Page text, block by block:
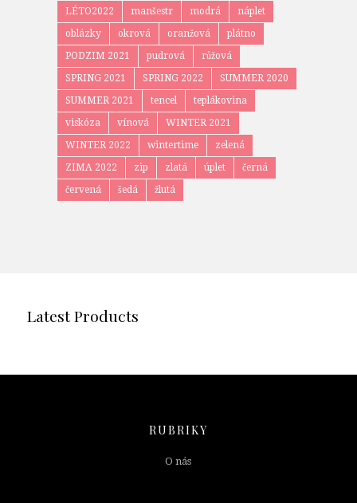
LÉTO2022
manšestr modrá
náplet
oblázky
okrová oranžová
plátno
PODZIM 2021
pudrová
růžová
SPRING 2021
SPRING 2022
SUMMER 2020
SUMMER 2021
tencel
teplákovina
viskóza
vínová
WINTER 2021
WINTER 2022
wintertime
zelená
ZIMA 2022
zip zlatá úplet
černá
červená
šedá žlutá
Latest Products
RUBRIKY
O nás